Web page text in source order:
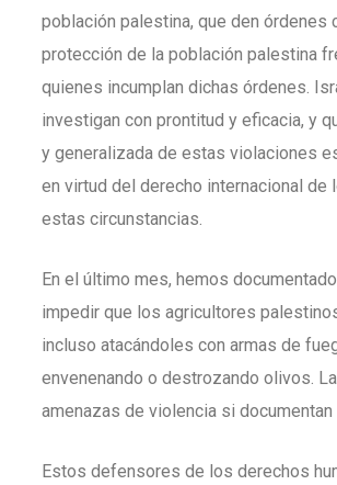
población palestina, que den
protección de la población palestina
quienes incumplan dichas órdenes.
investigan con prontitud y eficacia, y
y generalizada de estas violaciones
en virtud del derecho internacional
estas circunstancias.
En el último mes, hemos
impedir que los agricultores
incluso atacándoles con armas de
envenenando o destrozando olivos.
amenazas de violencia si
Estos defensores de los derechos